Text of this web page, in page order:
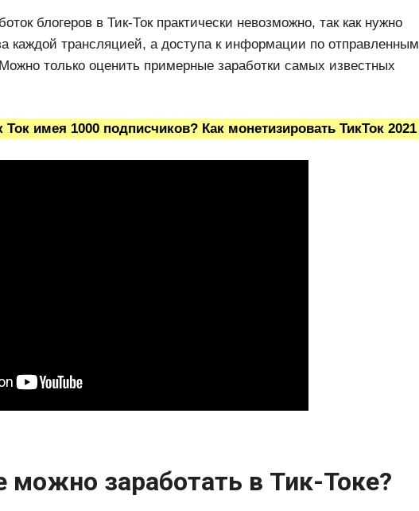
блогеров в Тик-Ток практически невозможно, так как нужно
каждой трансляцией, а доступа к информации по отправленным
только оценить примерные заработки самых известных
Ток имея 1000 подписчиков? Как монетизировать ТикТок 2021
можно заработать в Тик-Токе?